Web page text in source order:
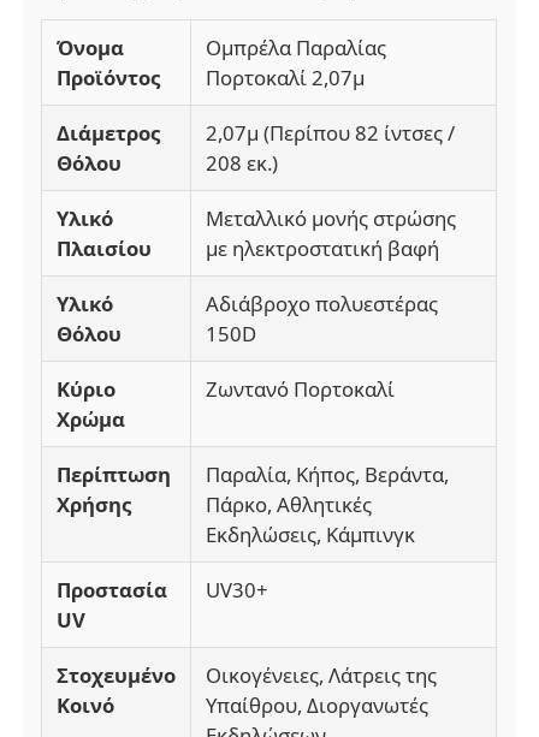
Όνομα
Προϊόντος
Ομπρέλα Παραλίας
Πορτοκαλί 2,07μ
Διάμετρος
Θόλου
2,07μ (Περίπου 82 ίντσες /
208 εκ.)
Υλικό
Πλαισίου
Μεταλλικό μονής στρώσης
με ηλεκτροστατική βαφή
Υλικό
Θόλου
Αδιάβροχο πολυεστέρας
150D
Κύριο
Χρώμα
Ζωντανό Πορτοκαλί
Περίπτωση
Χρήσης
Παραλία, Κήπος, Βεράντα,
Πάρκο, Αθλητικές
Εκδηλώσεις, Κάμπινγκ
Προστασία
UV
UV30+
Στοχευμένο
Κοινό
Οικογένειες, Λάτρεις της
Υπαίθρου, Διοργανωτές